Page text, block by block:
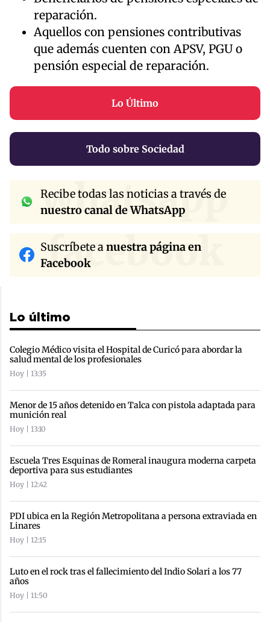
reparación.
Aquellos con pensiones contributivas
que además cuenten con APSV, PGU o
pensión especial de reparación.
Lo Último
Todo sobre Sociedad
whatsapp
Recibe todas las noticias a través de
nuestro canal de WhatsApp
facebook
Suscríbete anuestra página en
Facebook
Lo último
Colegio Médico visita el Hospital de Curicó para abordar la
salud mental de los profesionales
Hoy | 13:35
Menor de 15 años detenido en Talca con pistola adaptada para
munición real
Hoy | 13:10
Escuela Tres Esquinas de Romeral inaugura moderna carpeta
deportiva para sus estudiantes
Hoy | 12:42
PDI ubica en la Región Metropolitana a persona extraviada en
Linares
Hoy | 12:15
Luto en el rock tras el fallecimiento del Indio Solari a los 77
años
Hoy | 11:50